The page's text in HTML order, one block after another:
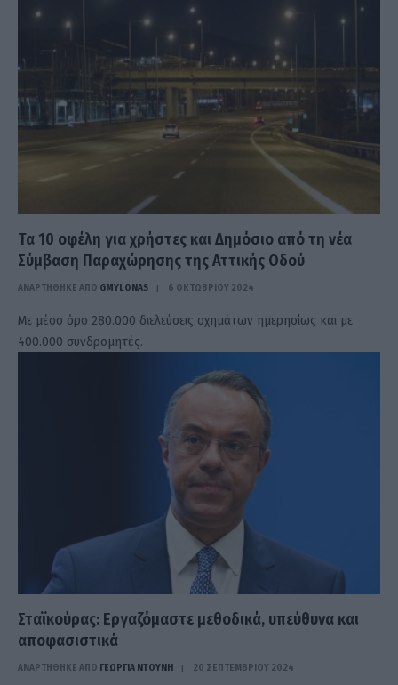
Τα 10 οφέλη για χρήστες και Δημόσιο από τη νέα
Σύμβαση Παραχώρησης της Αττικής Οδού
ΑΝΑΡΤΗΘΗΚΕ ΑΠΟ GMYLONAS 6 ΟΚΤΩΒΡΊΟΥ 2024
Με μέσο όρο 280.000 διελεύσεις οχημάτων ημερησίως και με
400.000 συνδρομητές.
Σταϊκούρας: Εργαζόμαστε μεθοδικά, υπεύθυνα και
αποφασιστικά
ΑΝΑΡΤΗΘΗΚΕ ΑΠΟ ΓΕΩΡΓΊΑ ΝΤΟΎΝΗ 20 ΣΕΠΤΕΜΒΡΊΟΥ 2024